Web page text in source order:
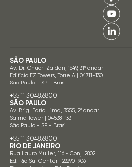
SÃO PAULO
Av. Dr. Chucri Zaidan, 1649, 31º andar
Edifício EZ Towers, Torre A | 04711-130
São Paulo - SP - Brasil
+55 11 3048.6800
SÃO PAULO
Av. Brig. Faria Lima, 3555, 2º andar
Salma Tower | 04538-133
São Paulo - SP - Brasil
+55 11 3048.6800
RIO DE JANEIRO
Rua Lauro Muller, 116 - Conj. 2802
Ed. Rio Sul Center | 22290-906